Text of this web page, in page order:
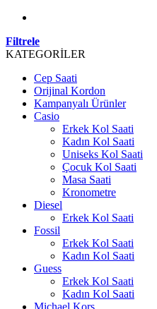
Filtrele
KATEGORİLER
Cep Saati
Orijinal Kordon
Kampanyalı Ürünler
Casio
Erkek Kol Saati
Kadın Kol Saati
Uniseks Kol Saati
Çocuk Kol Saati
Masa Saati
Kronometre
Diesel
Erkek Kol Saati
Fossil
Erkek Kol Saati
Kadın Kol Saati
Guess
Erkek Kol Saati
Kadın Kol Saati
Michael Kors